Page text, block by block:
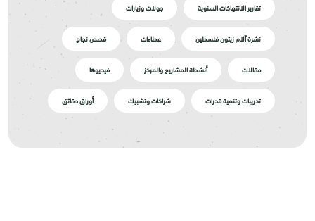
تقارير الانتهاكات السنوية جولات وزيارات
نشرة آلام زيتون فلسطين عطاءات قصص نجاح
مقالات أنشطة المشاريع والمركز فيديوها
تدريبات وتنمية قدرات شراكات وتشبيك أوراق حقائق